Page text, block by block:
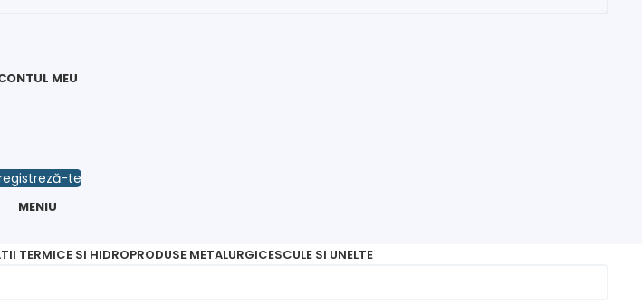
MEU
te
MENIU
TERMICE SI HIDROPRODUSE METALURGICESCULE SI UNELTE